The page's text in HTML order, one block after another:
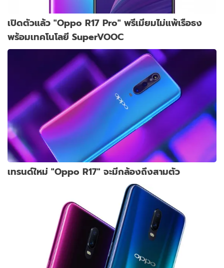
เปิดตัวแล้ว "Oppo R17 Pro" พรีเมียมไม่แพ้เรือธง
พร้อมเทคโนโลยี SuperVOOC
เทรนด์ใหม่ "Oppo R17" จะมีกล้องถึงสามตัว